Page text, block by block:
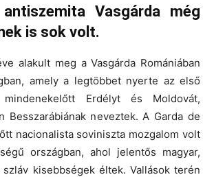
Vasgárda még
is sok volt.
alakult meg a Vasgárda Romániában
amely a legtöbbet nyerte az első
mindenekelőtt Erdélyt és Moldovát,
Besszarábiának neveztek. A Garda de
nacionalista soviniszta mozgalom volt
országban, ahol jelentős magyar,
kisebbségek éltek. Vallások terén